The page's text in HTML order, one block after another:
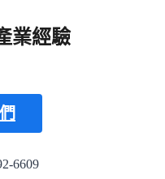
業經驗
6609